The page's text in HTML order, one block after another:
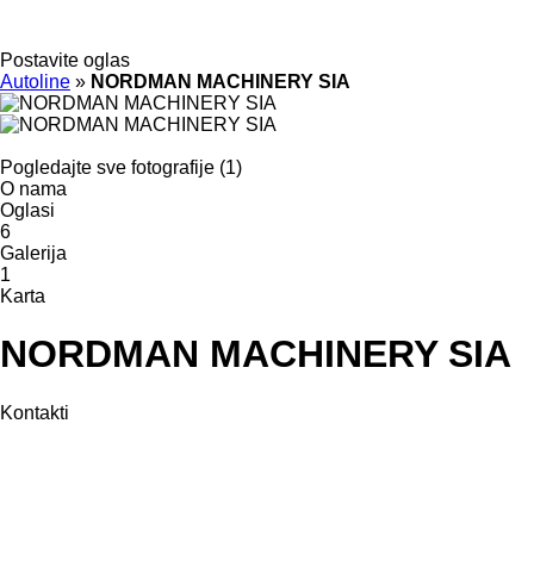
Postavite oglas
Autoline » NORDMAN MACHINERY SIA
Pogledajte sve fotografije (1)
O nama
Oglasi
6
Galerija
1
Karta
NORDMAN MACHINERY SIA
Kontakti